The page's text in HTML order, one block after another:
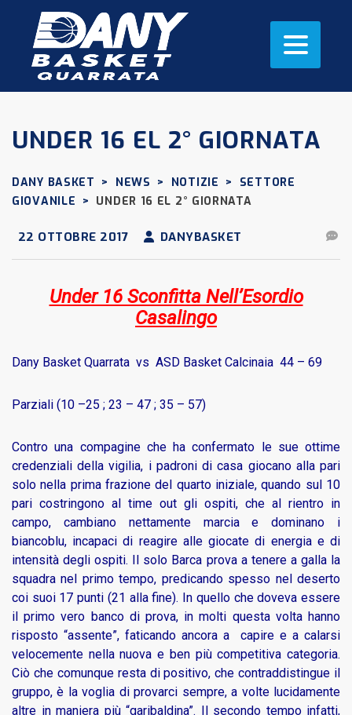
UNDER 16 EL 2° GIORNATA
DANY BASKET > NEWS > NOTIZIE >
SETTORE
GIOVANILE > UNDER 16 EL 2° GIORNATA
22 OTTOBRE 2017 DANYBASKET
Under 16 Sconfitta Nell’Esordio
Casalingo
Dany Basket Quarrata vs ASD Basket Calcinaia 44 – 69
Parziali (10 –25 ; 23 – 47 ; 35 – 57)
Contro una compagine che ha confermato le sue ottime
credenziali della vigilia, i padroni di casa giocano alla pari
solo nella prima frazione del quarto iniziale, quando sul 10
pari costringono al time out gli ospiti, che al rientro in
campo, cambiano nettamente marcia e dominano i
biancoblu, incapaci di reagire alle giocate di energia e di
intensità degli ospiti. Il solo Barca prova a tenere a galla la
squadra nel primo tempo, predicando spesso nel deserto
coi suoi 17 punti (21 alla fine). In quello che doveva essere
il primo vero banco di prova, in molti questa volta hanno
risposto “assente”, faticando ancora a capire e a calarsi
velocemente nella nuova e ben più competitiva categoria.
Ciò che comunque resta di positivo, che contraddistingue il
gruppo, è la voglia di provarci sempre, a volte lucidamente
altre in maniera più “garibaldina”. Il secondo tempo infatti,